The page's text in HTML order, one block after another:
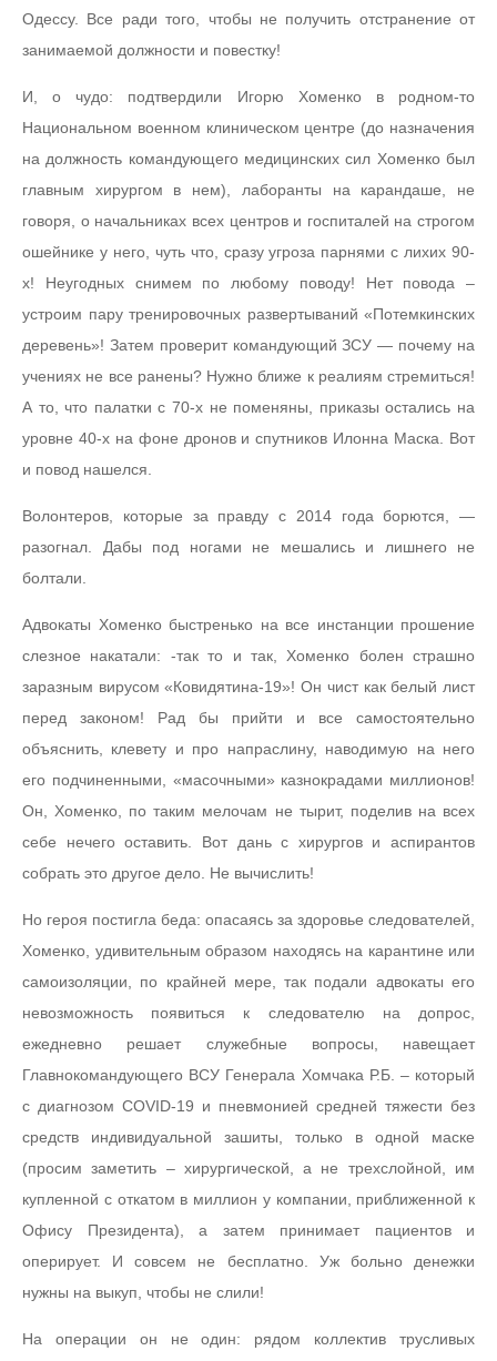
Одессу. Все ради того, чтобы не получить отстранение от
занимаемой должности и повестку!
И, о чудо: подтвердили Игорю Хоменко в родном-то
Национальном военном клиническом центре (до назначения
на должность командующего медицинских сил Хоменко был
главным хирургом в нем), лаборанты на карандаше, не
говоря, о начальниках всех центров и госпиталей на строгом
ошейнике у него, чуть что, сразу угроза парнями с лихих 90-
х! Неугодных снимем по любому поводу! Нет повода –
устроим пару тренировочных развертываний «Потемкинских
деревень»! Затем проверит командующий ЗСУ — почему на
учениях не все ранены? Нужно ближе к реалиям стремиться!
А то, что палатки с 70-х не поменяны, приказы остались на
уровне 40-х на фоне дронов и спутников Илонна Маска. Вот
и повод нашелся.
Волонтеров, которые за правду с 2014 года борются, —
разогнал. Дабы под ногами не мешались и лишнего не
болтали.
Адвокаты Хоменко быстренько на все инстанции прошение
слезное накатали: -так то и так, Хоменко болен страшно
заразным вирусом «Ковидятина-19»! Он чист как белый лист
перед законом! Рад бы прийти и все самостоятельно
объяснить, клевету и про напраслину, наводимую на него
его подчиненными, «масочными» казнокрадами миллионов!
Он, Хоменко, по таким мелочам не тырит, поделив на всех
себе нечего оставить. Вот дань с хирургов и аспирантов
собрать это другое дело. Не вычислить!
Но героя постигла беда: опасаясь за здоровье следователей,
Хоменко, удивительным образом находясь на карантине или
самоизоляции, по крайней мере, так подали адвокаты его
невозможность появиться к следователю на допрос,
ежедневно решает служебные вопросы, навещает
Главнокомандующего ВСУ Генерала Хомчака Р.Б. – который
с диагнозом COVID-19 и пневмонией средней тяжести без
средств индивидуальной зашиты, только в одной маске
(просим заметить – хирургической, а не трехслойной, им
купленной с откатом в миллион у компании, приближенной к
Офису Президента), а затем принимает пациентов и
оперирует. И совсем не бесплатно. Уж больно денежки
нужны на выкуп, чтобы не слили!
На операции он не один: рядом коллектив трусливых